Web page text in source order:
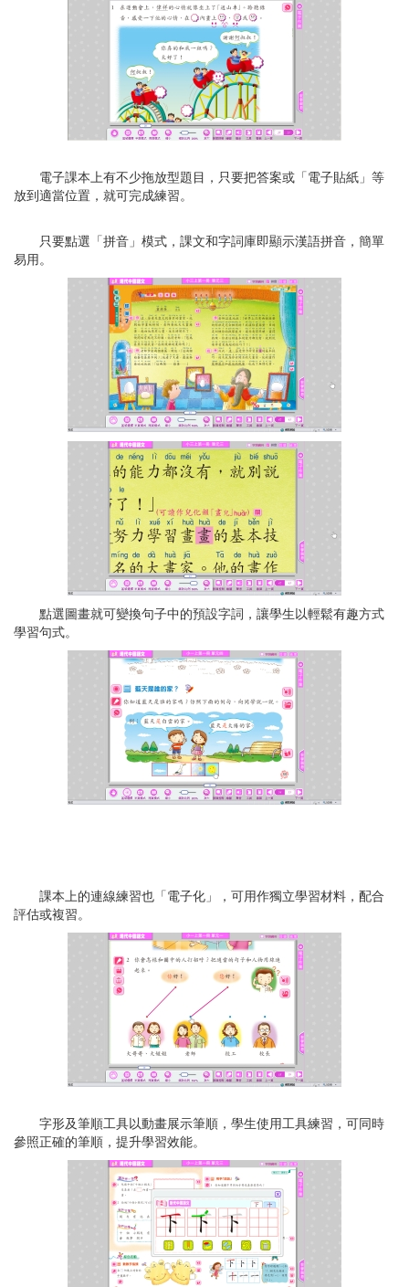
電子課本上有不少拖放型題目，只要把答案或「電子貼紙」等
放到適當位置，就可完成練習。
只要點選「拼音」模式，課文和字詞庫即顯示漢語拼音，簡單
易用。
點選圖畫就可變換句子中的預設字詞，讓學生以輕鬆有趣方式
學習句式。
課本上的連線練習也「電子化」，可用作獨立學習材料，配合
評估或複習。
字形及筆順工具以動畫展示筆順，學生使用工具練習，可同時
參照正確的筆順，提升學習效能。